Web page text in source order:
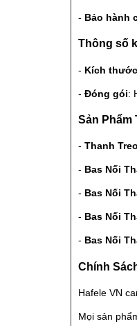
- Bảo hành
Thông số
- Kích thước
- Đóng gói:
Sản
- Thanh
- Bas Nối
- Bas Nối
- Bas Nối
- Bas Nối
Chính
Hafele VN
Mọi sản